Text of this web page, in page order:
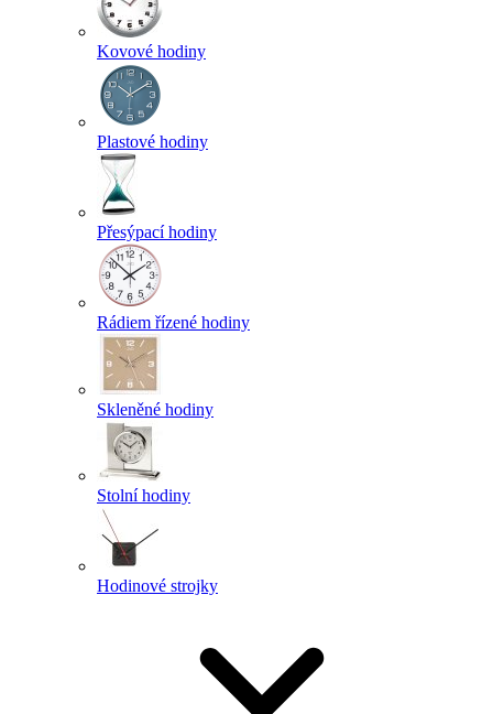
Kovové hodiny
Plastové hodiny
Přesýpací hodiny
Rádiem řízené hodiny
Skleněné hodiny
Stolní hodiny
Hodinové strojky